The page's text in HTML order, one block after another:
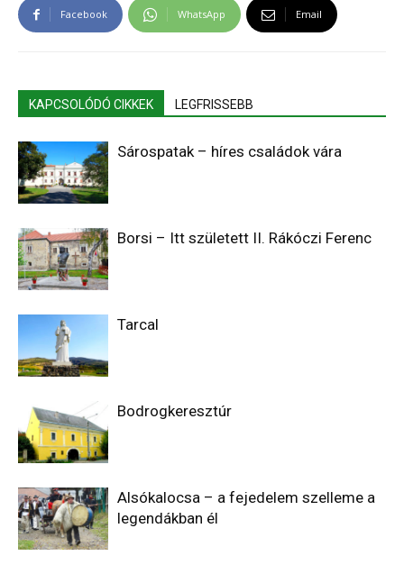
Facebook WhatsApp Email
KAPCSOLÓDÓ CIKKEK LEGFRISSEBB
Sárospatak – híres családok vára
Borsi – Itt született II. Rákóczi Ferenc
Tarcal
Bodrogkeresztúr
Alsókalocsa – a fejedelem szelleme a
legendákban él